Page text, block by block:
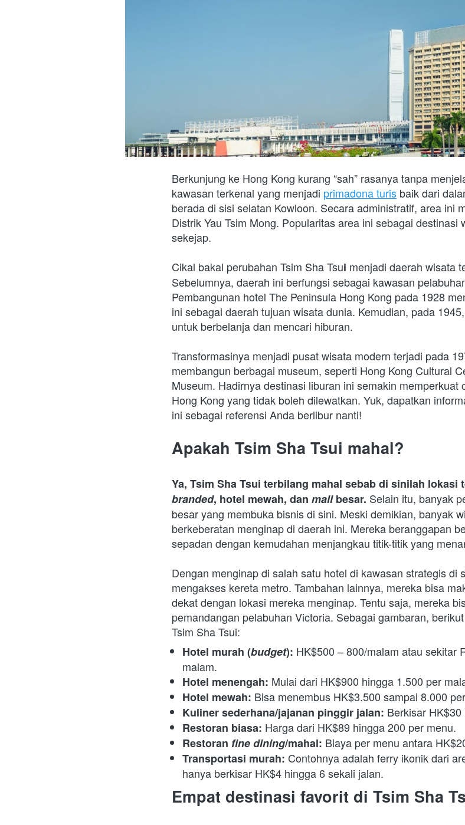
Berkunjung ke Hong Kong kurang “sah” rasanya tanpa
kawasan terkenal yang menjadi primadona turis baik dari
berada di sisi selatan Kowloon. Secara administratif, area ini
Distrik Yau Tsim Mong. Popularitas area ini sebagai destinasi
sekejap.
Cikal bakal perubahan Tsim Sha Tsui menjadi daerah wisata
Sebelumnya, daerah ini berfungsi sebagai kawasan
Pembangunan hotel The Peninsula Hong Kong pada 1928
ini sebagai daerah tujuan wisata dunia. Kemudian, pada
untuk berbelanja dan mencari hiburan.
Transformasinya menjadi pusat wisata modern terjadi pada
membangun berbagai museum, seperti Hong Kong Cultural
Museum. Hadirnya destinasi liburan ini semakin
Hong Kong yang tidak boleh dilewatkan. Yuk, dapatkan
ini sebagai referensi Anda berlibur nanti!
Apakah Tsim Sha Tsui mahal?
branded, hotel mewah, dan mall besar. Selain itu, banyak
besar yang membuka bisnis di sini. Meski demikian, banyak
berkeberatan menginap di daerah ini. Mereka beranggapan
sepadan dengan kemudahan menjangkau titik-titik yang
Dengan menginap di salah satu hotel di kawasan strategis di
mengakses kereta metro. Tambahan lainnya, mereka bisa
dekat dengan lokasi mereka menginap. Tentu saja, mereka
pemandangan pelabuhan Victoria. Sebagai gambaran,
Tsim Sha Tsui:
Hotel murah (budget): HK$500 – 800/malam atau sekitar
malam.
Hotel menengah: Mulai dari HK$900 hingga 1.500 per
Hotel mewah: Bisa menembus HK$3.500 sampai 8.000
Kuliner sederhana/jajanan pinggir jalan: Berkisar
Restoran biasa: Harga dari HK$89 hingga 200 per menu.
Restoran fine dining/mahal: Biaya per menu antara
Transportasi murah: Contohnya adalah ferry ikonik dari
hanya berkisar HK$4 hingga 6 sekali jalan.
Empat destinasi favorit di Tsim Sha